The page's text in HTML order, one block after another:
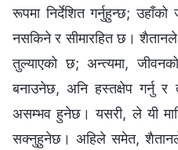
रूपमा निर्देशित गर्नुहुन्छ;
नसकिने र सीमारहित छ। शैतानले
तुल्याएको छ; अन्त्यमा,
बनाउनेछ, अनि हस्तक्षेप गर्नु र
असम्‍भव हुनेछ। यसरी, ले यी
सक्‍नुहुनेछ। अहिले समेत, शैतानले